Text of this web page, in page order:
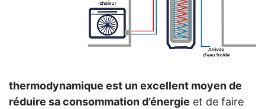
thermodynamique est un excellent moyen de
réduire sa consommation d’énergie et de faire